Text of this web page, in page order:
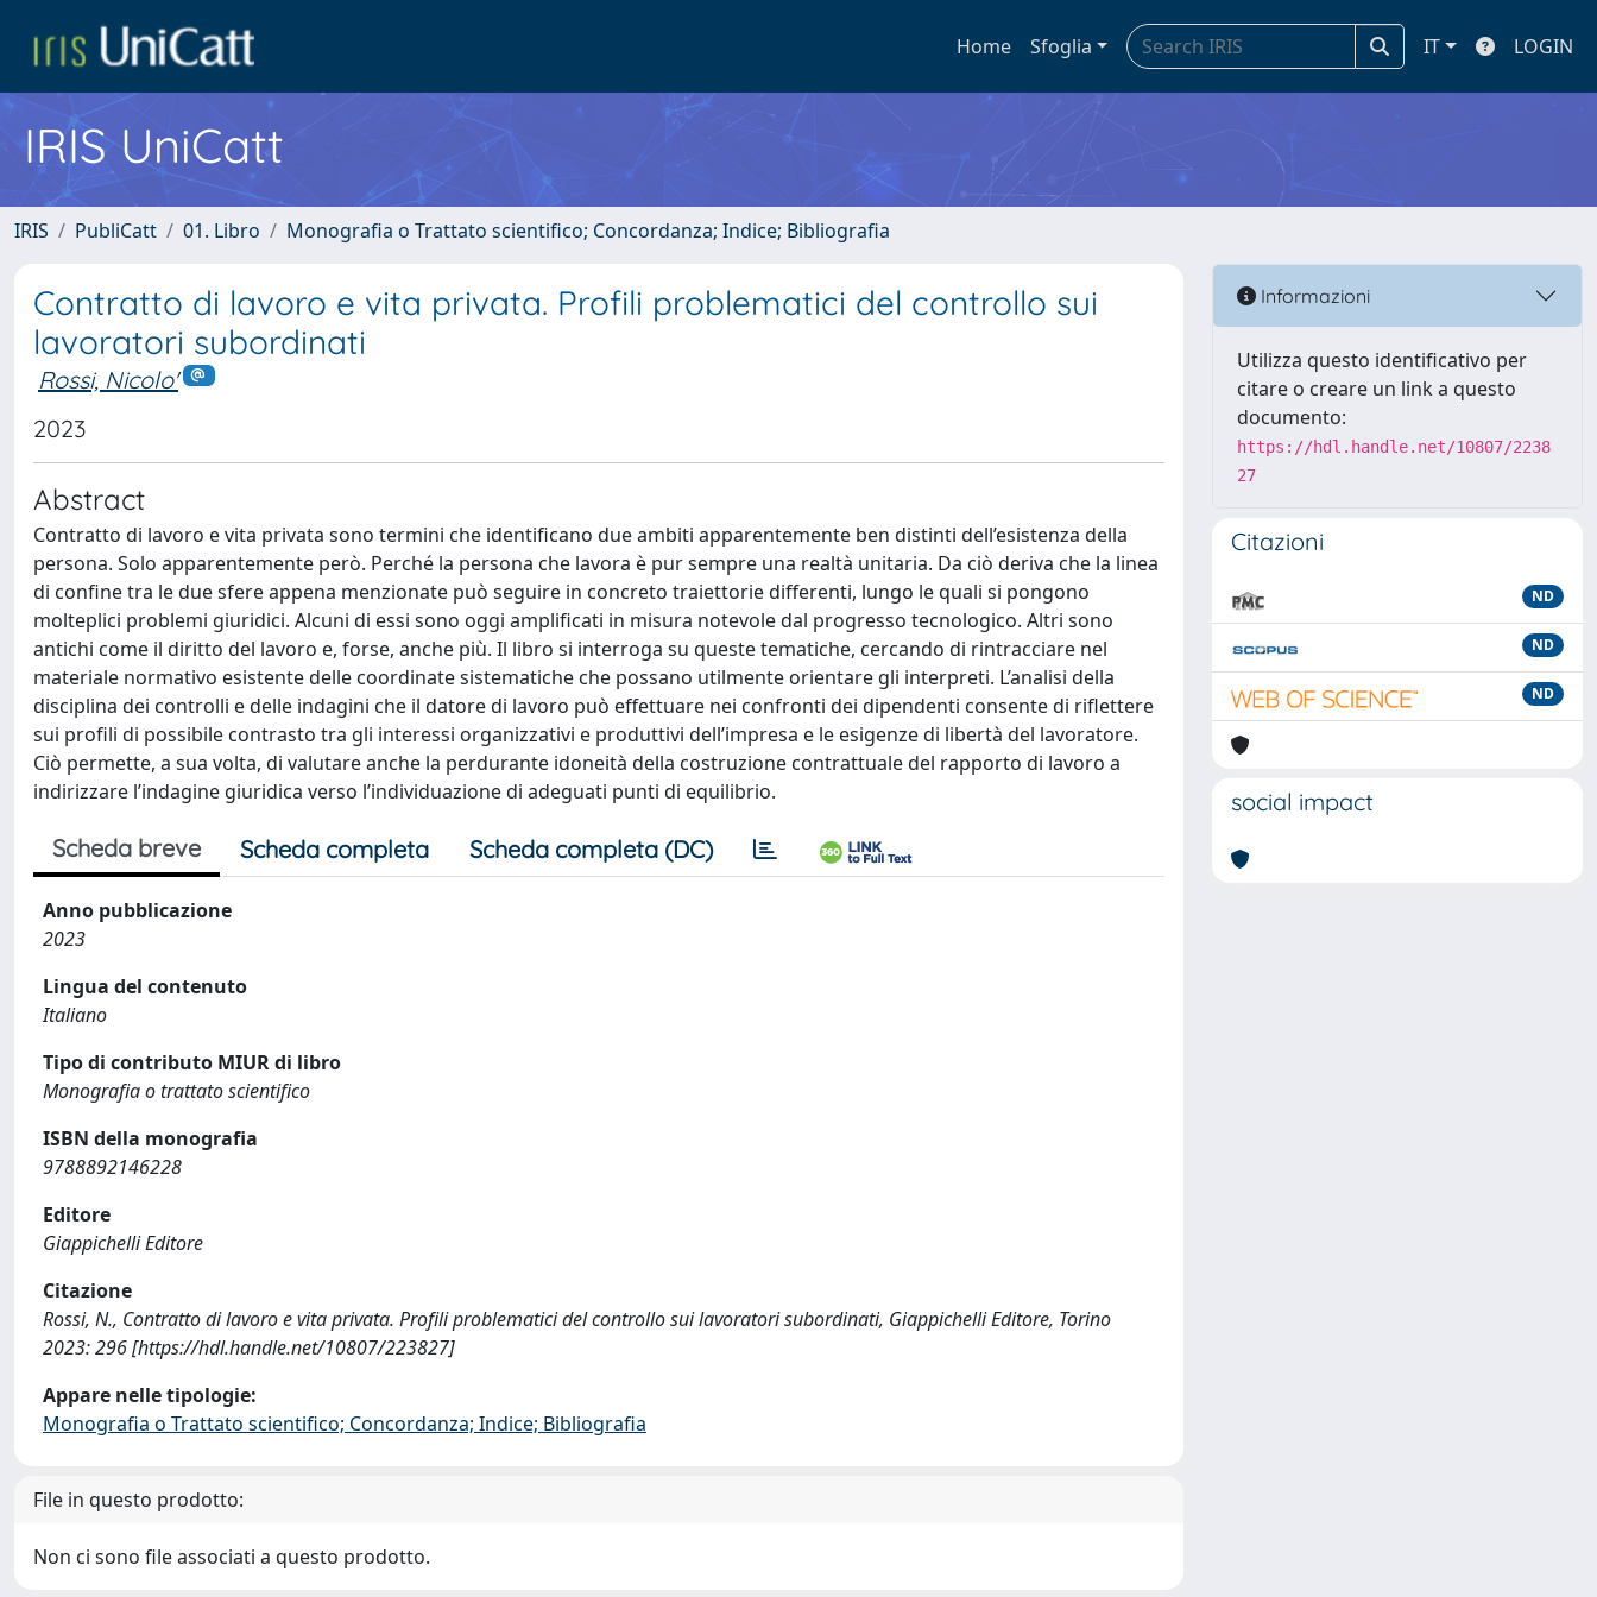
Home Sfoglia IT LOGIN
IRIS UniCatt
IRIS PubliCatt 01. Libro Monografia o Trattato scientifico; Concordanza; Indice; Bibliografia
Contratto di lavoro e vita privata. Profili problematici del controllo sui
lavoratori subordinati
Rossi, Nicolo'
2023
Abstract
Contratto di lavoro e vita privata sono termini che identificano due ambiti apparentemente ben distinti dell’esistenza della
persona. Solo apparentemente però. Perché la persona che lavora è pur sempre una realtà unitaria. Da ciò deriva che la linea
di confine tra le due sfere appena menzionate può seguire in concreto traiettorie differenti, lungo le quali si pongono
molteplici problemi giuridici. Alcuni di essi sono oggi amplificati in misura notevole dal progresso tecnologico. Altri sono
antichi come il diritto del lavoro e, forse, anche più. Il libro si interroga su queste tematiche, cercando di rintracciare nel
materiale normativo esistente delle coordinate sistematiche che possano utilmente orientare gli interpreti. L’analisi della
disciplina dei controlli e delle indagini che il datore di lavoro può effettuare nei confronti dei dipendenti consente di riflettere
sui profili di possibile contrasto tra gli interessi organizzativi e produttivi dell’impresa e le esigenze di libertà del lavoratore.
Ciò permette, a sua volta, di valutare anche la perdurante idoneità della costruzione contrattuale del rapporto di lavoro a
indirizzare l’indagine giuridica verso l’individuazione di adeguati punti di equilibrio.
Scheda breve Scheda completa Scheda completa (DC)
Anno pubblicazione
2023
Lingua del contenuto
Italiano
Tipo di contributo MIUR di libro
Monografia o trattato scientifico
ISBN della monografia
9788892146228
Editore
Giappichelli Editore
Citazione
Rossi, N., Contratto di lavoro e vita privata. Profili problematici del controllo sui lavoratori subordinati, Giappichelli Editore, Torino
2023: 296 [https://hdl.handle.net/10807/223827]
Appare nelle tipologie:
Monografia o Trattato scientifico; Concordanza; Indice; Bibliografia
File in questo prodotto:
Non ci sono file associati a questo prodotto.
Informazioni
Utilizza questo identificativo per
citare o creare un link a questo
documento:
https://hdl.handle.net/10807/2238
27
Citazioni
ND
ND
ND
social impact